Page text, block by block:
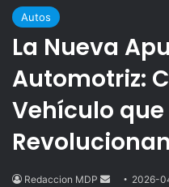
Autos
La Nueva
Automotriz:
Vehículo que
Redaccion MDP
Send2026-